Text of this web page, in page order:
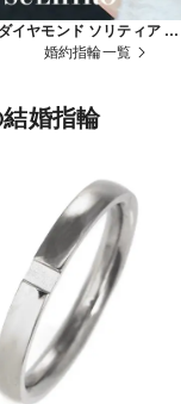
イヤモンド ソリティア エ
婚約指輪一覧
婚指輪